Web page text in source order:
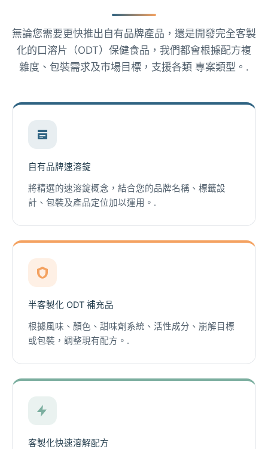
無論您需要更快推出自有品牌產品，還是開發完全客製
化的口溶片（ODT）保健食品，我們都會根據配方複
雜度、包裝需求及市場目標，支援各類 專案類型。.
自有品牌速溶錠
將精選的速溶錠概念，結合您的品牌名稱、標籤設
計、包裝及產品定位加以運用。.
半客製化 ODT 補充品
根據風味、顏色、甜味劑系統、活性成分、崩解目標
或包裝，調整現有配方。.
客製化快速溶解配方